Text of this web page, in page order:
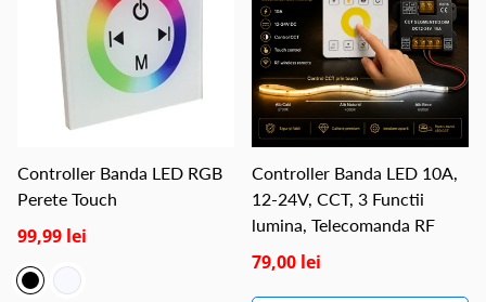
Controller Banda LED RGB
Perete Touch
99,99 lei
Controller Banda LED 10A,
12-24V, CCT, 3 Functii
lumina, Telecomanda RF
79,00 lei